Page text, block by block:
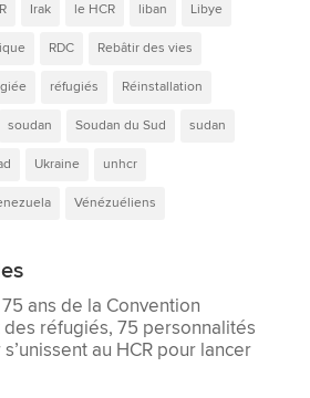
Irak le HCR liban Libye
RDC Rebâtir des vies
réfugiés Réinstallation
soudan Soudan du Sud sudan
Ukraine unhcr
Vénézuéliens
ans de la Convention
réfugiés, 75 personnalités
au HCR pour lancer